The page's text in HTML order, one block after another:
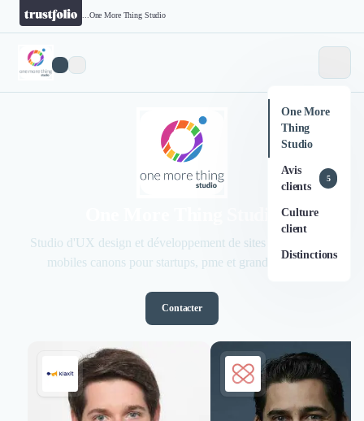
One More Thing Studio
One More
Thing
Studio
Avis
clients
5
Culture
client
Distinctions
Studio d'UX design et développement de sites web et d'app
mobiles canons pour startups, pme et grands groupes
Contacter